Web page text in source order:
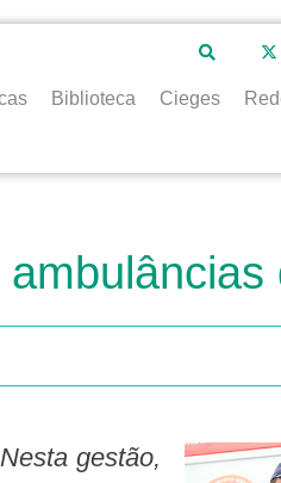
Biblioteca Cieges